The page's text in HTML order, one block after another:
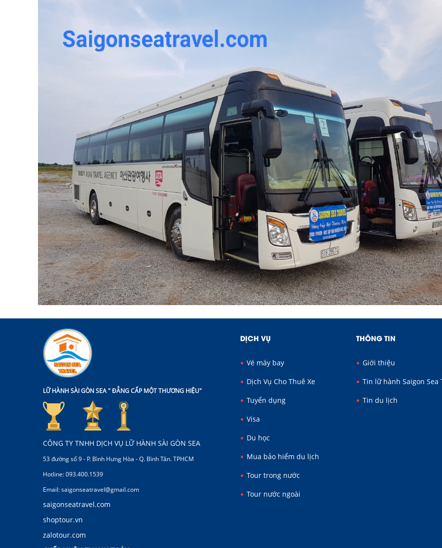
LỮ HÀNH SÀI GÒN SEA " ĐẲNG CẤP MỘT THƯƠNG HIỆU"
CÔNG TY TNHH DỊCH VỤ LỮ HÀNH SÀI GÒN SEA
53 đường số 9 - P. Bình Hưng Hòa - Q. Bình Tân. TPHCM
Hotline: 093.400.1539
Email: saigonseatravel@gmail.com
saigonseatravel.com
shoptour.vn
zalotour.com
DỊCH VỤ
Vé máy bay
Dịch Vụ Cho Thuê Xe
Tuyển dụng
Visa
Du học
Mua bảo hiểm du lịch
Tour trong nước
Tour nước ngoài
THÔNG TIN
Giới thiệu
Tin lữ hành Saigon Sea
Tin du lịch